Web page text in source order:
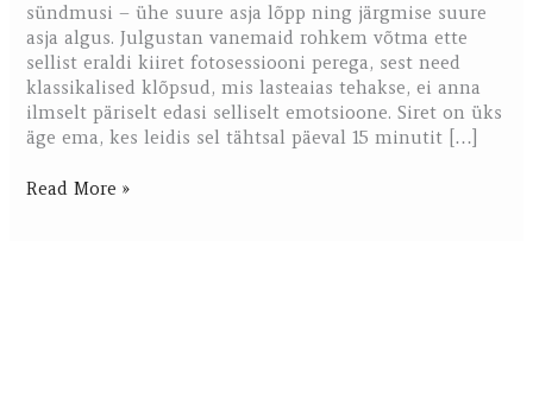
sündmusi – ühe suure asja lõpp ning järgmise suure
asja algus. Julgustan vanemaid rohkem võtma ette
sellist eraldi kiiret fotosessiooni perega, sest need
klassikalised klõpsud, mis lasteaias tehakse, ei anna
ilmselt päriselt edasi selliselt emotsioone. Siret on üks
äge ema, kes leidis sel tähtsal päeval 15 minutit […]
Read More »